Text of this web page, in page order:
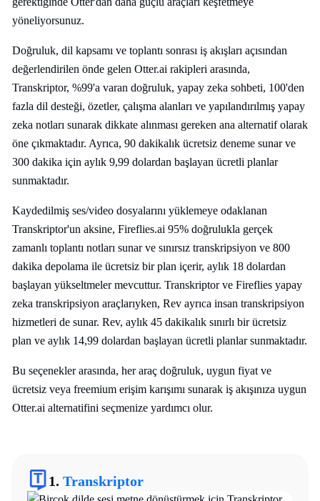
yöneliyorsunuz.
Doğruluk, dil kapsamı ve toplantı sonrası iş akışları açısından
değerlendirilen önde gelen Otter.ai rakipleri arasında,
Transkriptor, %99'a varan doğruluk, yapay zeka sohbeti, 100'den
fazla dil desteği, özetler, çalışma alanları ve yapılandırılmış yapay
zeka notları sunarak dikkate alınması gereken ana alternatif olarak
öne çıkmaktadır. Ayrıca, 90 dakikalık ücretsiz deneme sunar ve
300 dakika için aylık 9,99 dolardan başlayan ücretli planlar
sunmaktadır.
Kaydedilmiş ses/video dosyalarını yüklemeye odaklanan
Transkriptor'un aksine, Fireflies.ai 95% doğrulukla gerçek
zamanlı toplantı notları sunar ve sınırsız transkripsiyon ve 800
dakika depolama ile ücretsiz bir plan içerir, aylık 18 dolardan
başlayan yükseltmeler mevcuttur. Transkriptor ve Fireflies yapay
zeka transkripsiyon araçlarıyken, Rev ayrıca insan transkripsiyon
hizmetleri de sunar. Rev, aylık 45 dakikalık sınırlı bir ücretsiz
plan ve aylık 14,99 dolardan başlayan ücretli planlar sunmaktadır.
Bu seçenekler arasında, her araç doğruluk, uygun fiyat ve
ücretsiz veya freemium erişim karışımı sunarak iş akışınıza uygun
Otter.ai alternatifini seçmenize yardımcı olur.
1. Transkriptor